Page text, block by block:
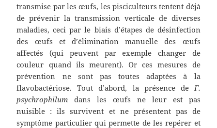
transmise par les œufs, les pisciculteurs tentent déjà
de prévenir la transmission verticale de diverses
maladies, ceci par le biais d’étapes de désinfection
des œufs et d’élimination manuelle des œufs
affectés (qui peuvent par exemple changer de
couleur quand ils meurent). Or ces mesures de
prévention ne sont pas toutes adaptées à la
flavobactériose. Tout d’abord, la présence de F.
psychrophilum dans les œufs ne leur est pas
nuisible : ils survivent et ne présentent pas de
symptôme particulier qui permette de les repérer et